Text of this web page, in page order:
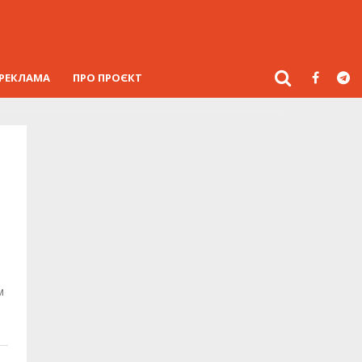
РЕКЛАМА ПРО ПРОЄКТ